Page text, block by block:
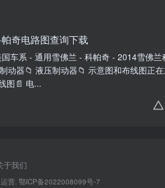
奇电路图查询下载
车系 - 通用雪佛兰 - 科帕奇 - 2014雪佛
动器📁 液压制动器📁 示意图和布线图正
图📄 电...
于我们
运营. 鄂ICP备2022008099号-7